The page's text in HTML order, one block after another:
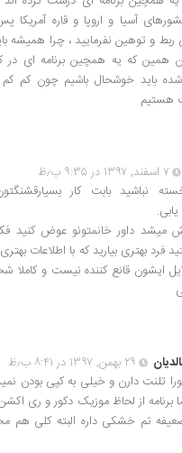
آسیا و اروپا و قاره آمریکا
و توهین نفرمایید ، چرا همیشه
همین که یه همچین برنامه ای در
باید خوشحال باشیم چون کم
هستیم
۷ اسفند, ۱۳۹۷ در ۹:۳۵ ب٫ظ
نباشید بابت کار
میشد داور خانمتونو عوض کنید
فرد بهتری بیارید که با اطلاعات
ایشون قانع کننده نیست و کاملا
۲۹ بهمن, ۱۳۹۷ در ۸:۴۱ ب٫ظ
تلنت دارن و خیلی به کپی بودن
برنامه از لحاظ موزیک دکور و ری
تم خشکی داره البته کلی هم